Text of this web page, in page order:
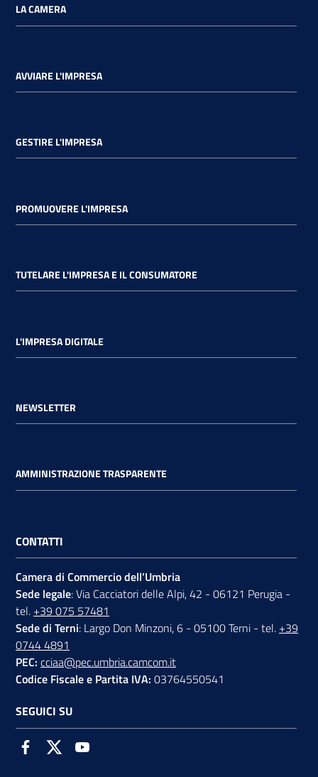
LA CAMERA
AVVIARE L'IMPRESA
GESTIRE L'IMPRESA
PROMUOVERE L'IMPRESA
TUTELARE L'IMPRESA E IL CONSUMATORE
L'IMPRESA DIGITALE
NEWSLETTER
AMMINISTRAZIONE TRASPARENTE
CONTATTI
Camera di Commercio dell’Umbria
Sede legale: Via Cacciatori delle Alpi, 42 - 06121 Perugia -
tel. +39 075 57481
Sede di Terni: Largo Don Minzoni, 6 - 05100 Terni - tel. +39
0744 4891
PEC: cciaa@pec.umbria.camcom.it
Codice Fiscale e Partita IVA: 03764550541
SEGUICI SU
FacebookTwitter